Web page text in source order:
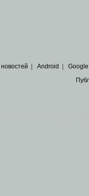
Android Google